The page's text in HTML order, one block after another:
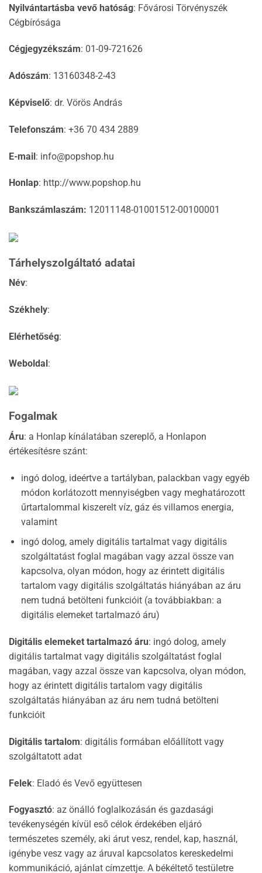
Nyilvántartásba vevő hatóság: Fővárosi Törvényszék
Cégbírósága
Cégjegyzékszám: 01-09-721626
Adószám: 13160348-2-43
Képviselő: dr. Vörös András
Telefonszám: +36 70 434 2889
E-mail: info@popshop.hu
Honlap: http://www.popshop.hu
Bankszámlaszám: 12011148-01001512-00100001
Tárhelyszolgáltató adatai
Név:
Székhely:
Elérhetőség:
Weboldal:
Fogalmak
Áru: a Honlap kínálatában szereplő, a Honlapon
értékesítésre szánt:
ingó dolog, ideértve a tartályban, palackban vagy egyéb
módon korlátozott mennyiségben vagy meghatározott
űrtartalommal kiszerelt víz, gáz és villamos energia,
valamint
ingó dolog, amely digitális tartalmat vagy digitális
szolgáltatást foglal magában vagy azzal össze van
kapcsolva, olyan módon, hogy az érintett digitális
tartalom vagy digitális szolgáltatás hiányában az áru
nem tudná betölteni funkcióit (a továbbiakban: a
digitális elemeket tartalmazó áru)
Digitális elemeket tartalmazó áru: ingó dolog, amely
digitális tartalmat vagy digitális szolgáltatást foglal
magában, vagy azzal össze van kapcsolva, olyan módon,
hogy az érintett digitális tartalom vagy digitális
szolgáltatás hiányában az áru nem tudná betölteni
funkcióit
Digitális tartalom: digitális formában előállított vagy
szolgáltatott adat
Felek: Eladó és Vevő együttesen
Fogyasztó: az önálló foglalkozásán és gazdasági
tevékenységén kívül eső célok érdekében eljáró
természetes személy, aki árut vesz, rendel, kap, használ,
igénybe vesz vagy az áruval kapcsolatos kereskedelmi
kommunikáció, ajánlat címzettje. A békéltető testületre